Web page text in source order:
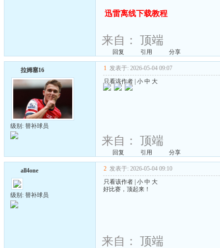
迅雷离线下载教程
来自： 顶端
回复 引用 分享
拉姆塞16
级别: 替补球员
1 发表于: 2026-05-04 09:07
只看该作者 小 中 大
来自： 顶端
回复 引用 分享
all4one
级别: 替补球员
2 发表于: 2026-05-04 09:10
只看该作者 小 中 大
好比赛，顶起来！
来自： 顶端